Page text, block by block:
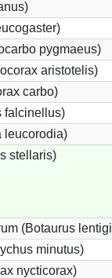
pygmaeus)
aristotelis)
carbo)
falcinellus)
leucorodia)
stellaris)
(Botaurus
minutus)
nycticorax)